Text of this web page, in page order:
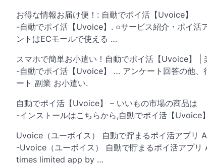
お得な情報お届け便！: 自動でポイ活【Uvoice】
-自動でポイ活【Uvoice】. ○サービス紹介・ポイ活
ントはECモールで使える …
スマホで簡単お小遣い！自動でポイ活【Uvoice】 |
-自動でポイ活【Uvoice】 … アンケート回答の他
ート 副業 お小遣い.
自動でポイ活【Uvoice】 – いいもの市場の商品は
-インストールはこちらから,自動でポイ活【
Uvoice（ユーボイス） 自動で貯まるポイ活アプリ
-Uvoice（ユーボイス） 自動で貯まるポイ活アプ
times limited app by …